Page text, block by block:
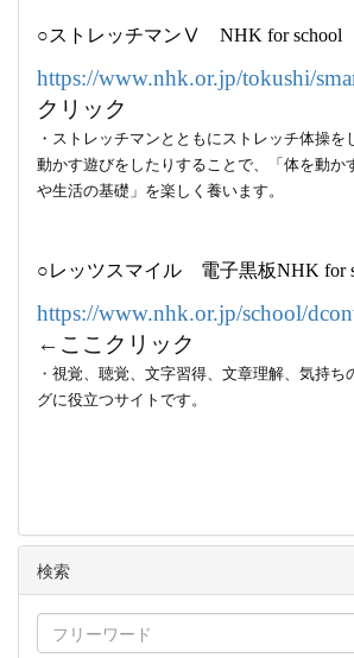
○ストレッチマンⅤ NHK for school
https://www.nhk.or.jp/tokushi/
クリック
・ストレッチマンとともにストレッチ体操を
動かす遊びをしたりすることで、「体を動か
や生活の基礎」を楽しく養います。
○レッツスマイル 電子黒板NHK for
https://www.nhk.or.jp/school/
← ここクリック
・ 視覚、聴覚、文字習得、文章理解、気持ち
グに役立つサイトです。
検索